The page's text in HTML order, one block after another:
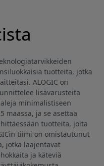
tuotteita, jotka
ALOGIC on
lisävarusteita
minimalistiseen
maassa, ja se asettaa
tuotteita, joita
tiimi on omistautunut
jotka laajentavat
ja käteviä